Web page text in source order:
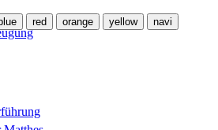
blue red orange yellow
navi